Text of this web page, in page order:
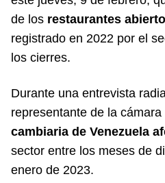
de los restaurantes
registrado en 2022 por el
los cierres.
Durante una entrevista
representante de la
cambiaria de Venezuela
sector entre los meses de
enero de 2023.